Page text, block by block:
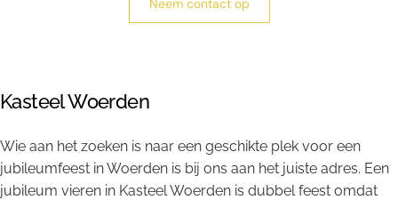
Neem contact op
Kasteel Woerden
Wie aan het zoeken is naar een geschikte plek voor een
jubileumfeest in Woerden is bij ons aan het juiste adres. Een
jubileum vieren in Kasteel Woerden is dubbel feest omdat